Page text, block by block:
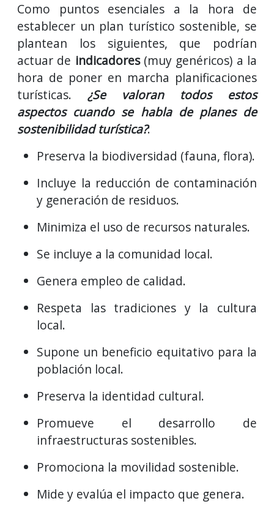
Como puntos esenciales a la hora de
establecer un plan turístico sostenible, se
plantean los siguientes, que podrían
actuar de indicadores(muy genéricos) a la
hora de poner en marcha planificaciones
turísticas. ¿Se valoran todos estos
aspectos cuando se habla de planes de
sostenibilidad turística?:
Preserva la biodiversidad (fauna, flora).
Incluye la reducción de contaminación
y generación de residuos.
Minimiza el uso de recursos naturales.
Se incluye a la comunidad local.
Genera empleo de calidad.
Respeta las tradiciones y la cultura
local.
Supone un beneficio equitativo para la
población local.
Preserva la identidad cultural.
Promueve el desarrollo de
infraestructuras sostenibles.
Promociona la movilidad sostenible.
Mide y evalúa el impacto que genera.